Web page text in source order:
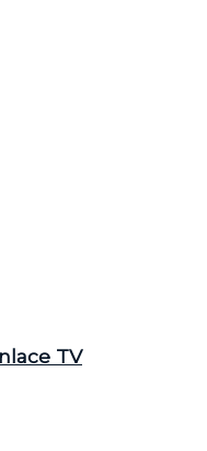
TV